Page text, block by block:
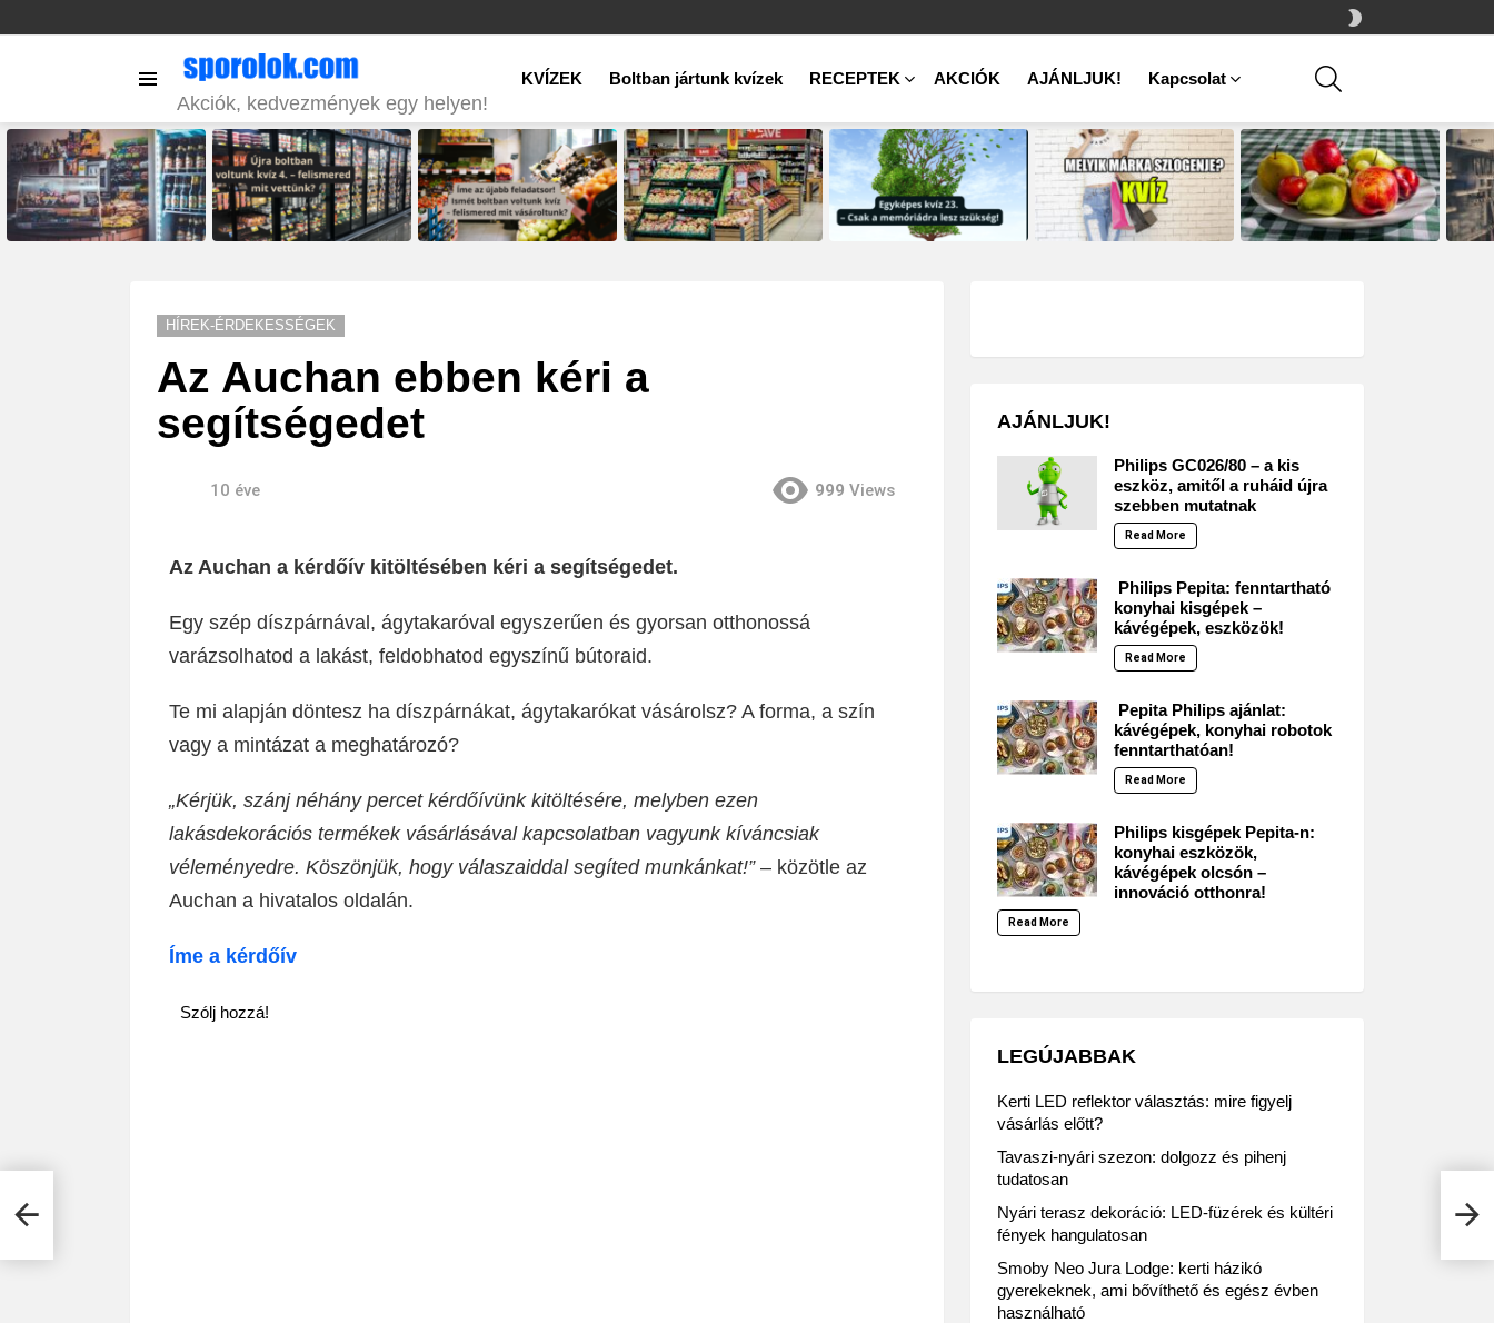
SKIN
Akciók, kedvezmények egy helyen!
KVÍZEK Boltban jártunk kvízek RECEPTEK AKCIÓK AJÁNLJUK! Kapcsolat
STORIES
HÍREK-ÉRDEKESSÉGEK
Az Auchan ebben kéri a
segítségedet
10 éve 999 Views
Az Auchan a kérdőív kitöltésében kéri a segítségedet.
Egy szép díszpárnával, ágytakaróval egyszerűen és gyorsan otthonossá
varázsolhatod a lakást, feldobhatod egyszínű bútoraid.
Te mi alapján döntesz ha díszpárnákat, ágytakarókat vásárolsz? A forma, a szín
vagy a mintázat a meghatározó?
„Kérjük, szánj néhány percet kérdőívünk kitöltésére, melyben ezen
lakásdekorációs termékek vásárlásával kapcsolatban vagyunk kíváncsiak
véleményedre. Köszönjük, hogy válaszaiddal segíted munkánkat!”– közötle az
Auchan a hivatalos oldalán.
Íme a kérdőív
Szólj hozzá!
AJÁNLJUK!
Philips GC026/80 – a kis
eszköz, amitől a ruháid újra
szebben mutatnak
Read More
Philips Pepita: fenntartható
konyhai kisgépek –
kávégépek, eszközök!
Read More
Pepita Philips ajánlat:
kávégépek, konyhai robotok
fenntarthatóan!
Read More
Philips kisgépek Pepita-n:
konyhai eszközök,
kávégépek olcsón –
innováció otthonra!
Read More
LEGÚJABBAK
Kerti LED reflektor választás: mire figyelj
vásárlás előtt?
Tavaszi-nyári szezon: dolgozz és pihenj
tudatosan
Nyári terasz dekoráció: LED-füzérek és kültéri
fények hangulatosan
Smoby Neo Jura Lodge: kerti házikó
gyerekeknek, ami bővíthető és egész évben
használható